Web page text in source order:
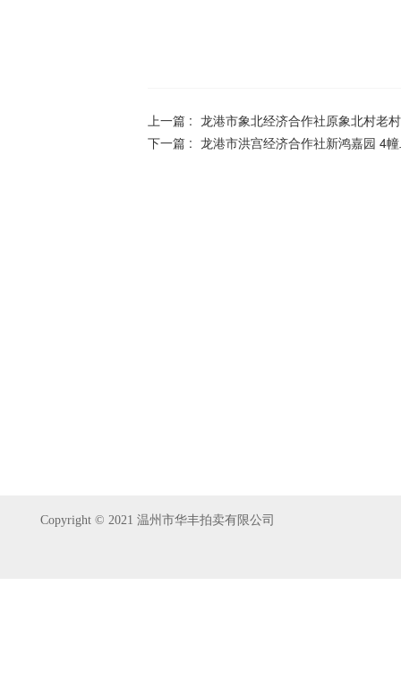
上一篇 : 龙港市象北经济合作社原象北村老
下一篇 : 龙港市洪宫经济合作社新鸿嘉园 4
Copyright © 2021 温州市华丰拍卖有限公司